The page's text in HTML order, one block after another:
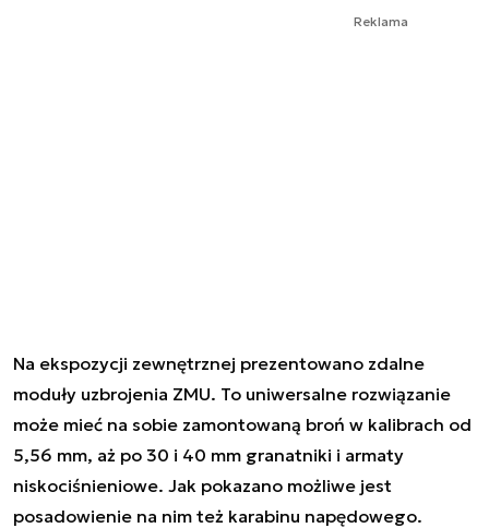
Reklama
Na ekspozycji zewnętrznej prezentowano zdalne
moduły uzbrojenia ZMU. To uniwersalne rozwiązanie
może mieć na sobie zamontowaną broń w kalibrach od
5,56 mm, aż po 30 i 40 mm granatniki i armaty
niskociśnieniowe. Jak pokazano możliwe jest
posadowienie na nim też karabinu napędowego.